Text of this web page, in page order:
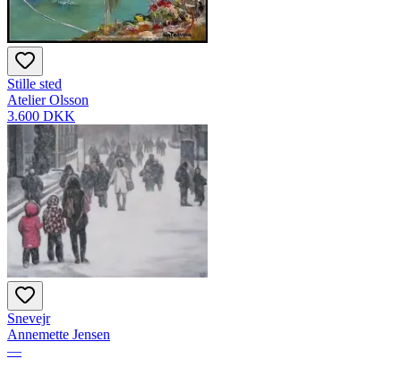
Stille sted
Atelier Olsson
3.600 DKK
Snevejr
Annemette Jensen
—